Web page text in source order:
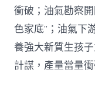
衝破；油氣勘察
色家底”；油氣下
養強大新質生孩
計謀，產量當量